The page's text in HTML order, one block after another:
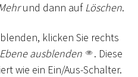
und dann aufLöschen.
klicken Sie rechts
Ebene ausblenden
. Diese
wie ein Ein/Aus-Schalter.